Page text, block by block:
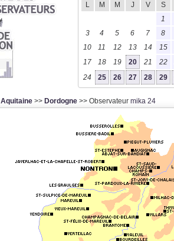
L
M M J V S
1
3
4 5 6 7 8
10
11 12 13 14 15
17
18 19 20 21 22
24
25 26 27 28 29
Aquitaine >> Dordogne >> Observateur mika 24